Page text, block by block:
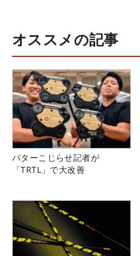
オススメの記事
パターこじらせ記者が
「TRTL」で大改善